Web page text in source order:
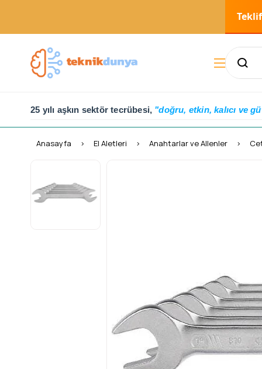
25 yılı aşkın sektör tecrübesi, "doğru, etkin, kalıcı ve
Anasayfa El Aletleri Anahtarlar ve Allenler